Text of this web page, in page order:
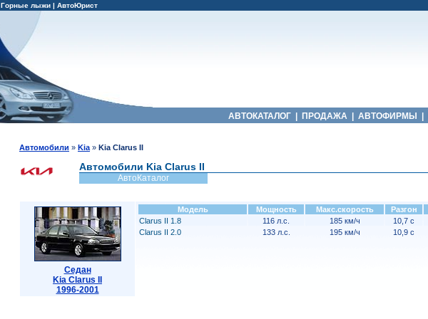
Горные лыжи | АвтоЮрист
АВТОКАТАЛОГ ПРОДАЖА АВТОФИРМЫ
Автомобили » Kia » Kia Clarus II
Автомобили Kia Clarus II
АвтоКаталог
Седан
Kia Clarus II
1996-2001
Модель Мощность Макс.скорость Разгон
Clarus II 1.8
116 л.с. 185 км/ч 10,7 с
Clarus II 2.0
133 л.с. 195 км/ч 10,9 с